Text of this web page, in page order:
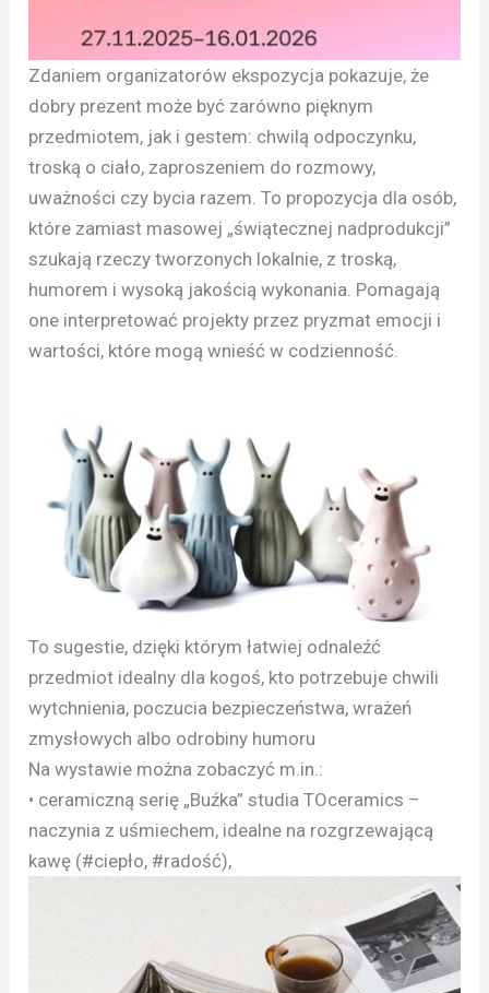
Zdaniem organizatorów ekspozycja pokazuje, że
dobry prezent może być zarówno pięknym
przedmiotem, jak i gestem: chwilą odpoczynku,
troską o ciało, zaproszeniem do rozmowy,
uważności czy bycia razem. To propozycja dla osób,
które zamiast masowej „świątecznej nadprodukcji”
szukają rzeczy tworzonych lokalnie, z troską,
humorem i wysoką jakością wykonania. Pomagają
one interpretować projekty przez pryzmat emocji i
wartości, które mogą wnieść w codzienność.
To sugestie, dzięki którym łatwiej odnaleźć
przedmiot idealny dla kogoś, kto potrzebuje chwili
wytchnienia, poczucia bezpieczeństwa, wrażeń
zmysłowych albo odrobiny humoru
Na wystawie można zobaczyć m.in.:
• ceramiczną serię „Buźka” studia TOceramics –
naczynia z uśmiechem, idealne na rozgrzewającą
kawę (#ciepło, #radość),